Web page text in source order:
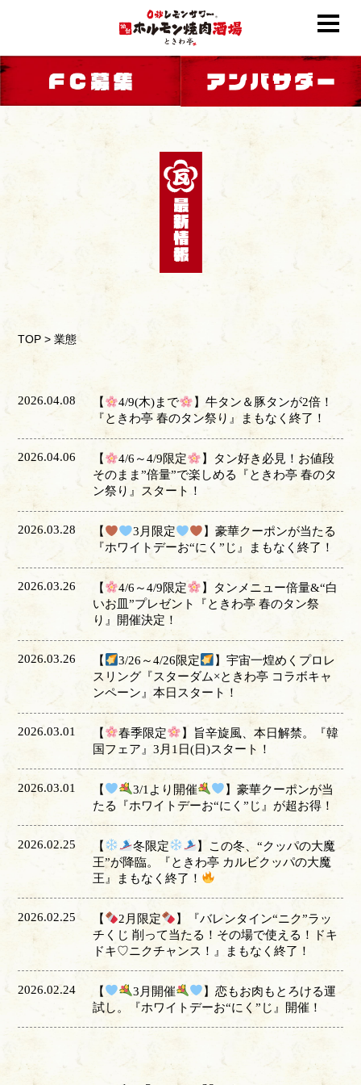
TOP >業態
2026.04.08 【 4/9(木)まで
】牛タン＆豚タンが2倍！
『ときわ亭 春のタン祭り』まもなく終了！
2026.04.06 【 4/6～4/9限定
】タン好き必見！お値段
そのまま”倍量”で楽しめる『ときわ亭 春のタ
ン祭り』スタート！
2026.03.28 【 3月限定
】豪華クーポンが当たる
『ホワイトデーお“にく”じ』まもなく終了！
2026.03.26 【 4/6～4/9限定
】タンメニュー倍量&“白
いお皿”プレゼント『ときわ亭 春のタン祭
り』開催決定！
2026.03.26 【 3/26～4/26限定
】宇宙一煌めくプロレ
スリング『スターダム×ときわ亭 コラボキャ
ンペーン』本日スタート！
2026.03.01 【 春季限定
】旨辛旋風、本日解禁。『韓
国フェア』3月1日(日)スタート！
2026.03.01 【 3/1より開催
】豪華クーポンが当
たる『ホワイトデーお“にく”じ』が超お得！
2026.02.25 【 冬限定
】この冬、“クッパの大魔
王”が降臨。『ときわ亭 カルビクッパの大魔
王』まもなく終了！
2026.02.25 【 2月限定
】『バレンタイン“ニク”ラッ
チくじ 削って当たる！その場で使える！ドキ
ドキ♡ニクチャンス！』まもなく終了！
2026.02.24 【 3月開催
】恋もお肉もとろける運
試し。『ホワイトデーお“にく”じ』開催！